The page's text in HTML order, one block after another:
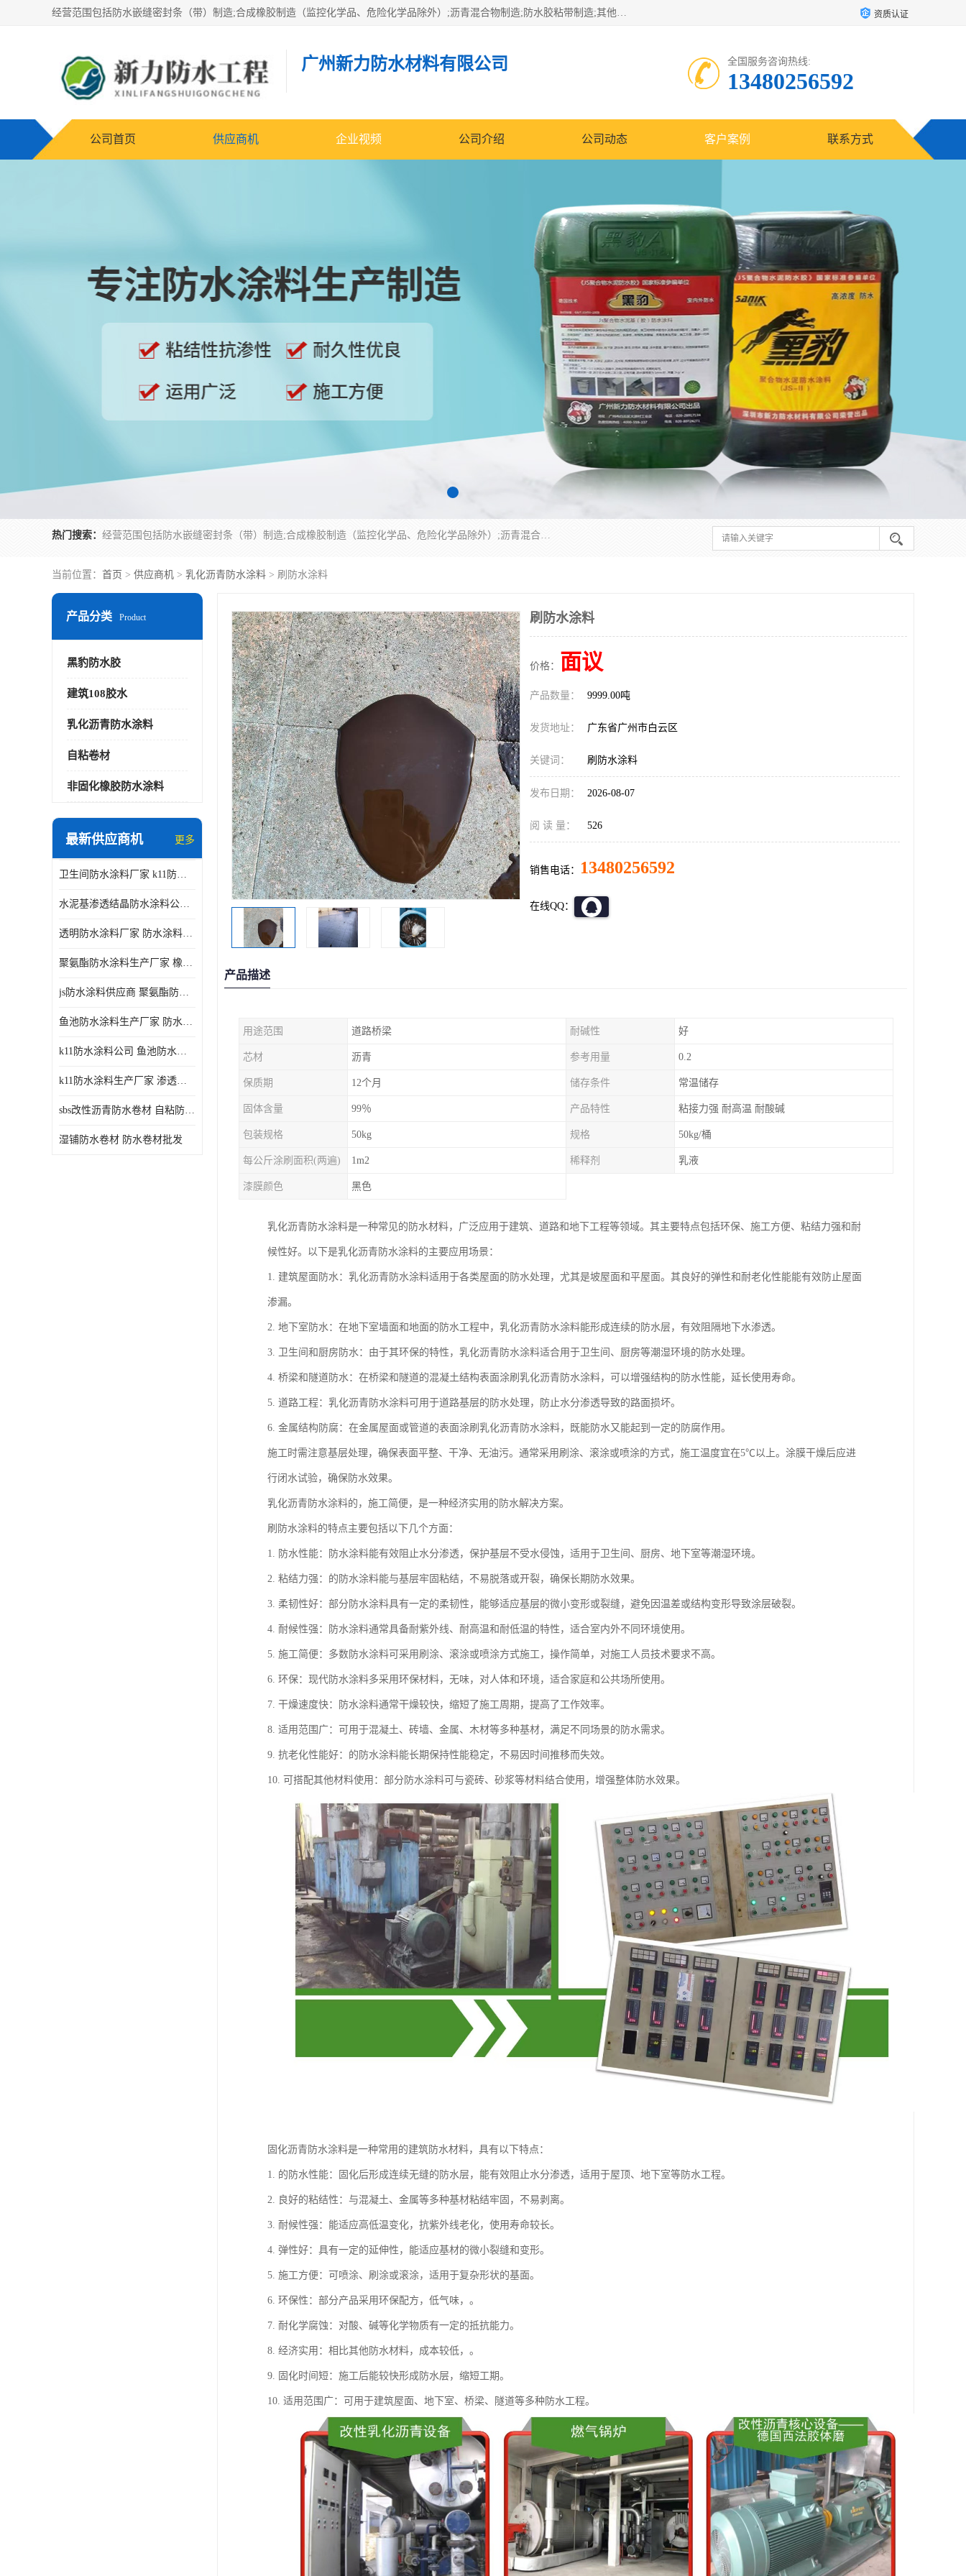
经营范围包括防水嵌缝密封条（带）制造;合成橡胶制造（监控化学品、危险化学品除外）;沥青混合物制造;防水胶粘带制造;其他合成材料制造（监控化学品、危险化学品除外）;涂料制造（监控化学品、危险化学品除外）;建筑结构防水补漏;防水建筑材料制造;粘合剂制造（监控化学品、危险化学品除外）;涂料零售;广州新力防水材料有限公司具有1处分支机构。 资质认证
广州新力防水材料有限公司 全国服务咨询热线:
13480256592
公司首页 供应商机 企业视频 公司介绍 公司动态 客户案例 联系方式
热门搜索： 经营范围包括防水嵌缝密封条（带）制造;合成橡胶制造（监控化学品、危险化学品除外）;沥青混合物制造;防水胶粘带制造;其他合成材料制造（监控化学品、危险化学品除外）;涂料制造（监控化学品、危险化学品除外）;建筑结构防水补漏;防水建筑材料制造;粘合剂制造（监控化学品、危险化学品除外）;涂料零售;广州新力防水材料有限公司具有1处分支机构。
当前位置： 首页 > 供应商机 > 乳化沥青防水涂料 > 刷防水涂料
产品分类 Product
黑豹防水胶
建筑108胶水
乳化沥青防水涂料
自粘卷材
非固化橡胶防水涂料
最新供应商机 更多
卫生间防水涂料厂家 k11防水涂料
水泥基渗透结晶防水涂料公司 室外防水涂料
透明防水涂料厂家 防水涂料屋顶
聚氨酯防水涂料生产厂家 橡胶沥青防水涂料
js防水涂料供应商 聚氨酯防水涂料
鱼池防水涂料生产厂家 防水涂料
k11防水涂料公司 鱼池防水涂料
k11防水涂料生产厂家 渗透结晶防水涂料
sbs改性沥青防水卷材 自粘防水卷材厂家
湿铺防水卷材 防水卷材批发
刷防水涂料
价格： 面议
产品数量： 9999.00吨
发货地址： 广东省广州市白云区
关键词： 刷防水涂料
发布日期： 2026-08-07
阅 读 量： 526
销售电话： 13480256592
在线QQ：
产品描述
用途范围 道路桥梁 耐碱性 好
芯材 沥青 参考用量 0.2
保质期 12个月 储存条件 常温储存
固体含量 99％ 产品特性 粘接力强 耐高温 耐酸碱
包装规格 50kg 规格 50kg/桶
每公斤涂刷面积(两遍) 1m2 稀释剂 乳液
漆膜颜色 黑色
乳化沥青防水涂料是一种常见的防水材料，广泛应用于建筑、道路和地下工程等领域。其主要特点包括环保、施工方便、粘结力强和耐
候性好。以下是乳化沥青防水涂料的主要应用场景：
1. 建筑屋面防水：乳化沥青防水涂料适用于各类屋面的防水处理，尤其是坡屋面和平屋面。其良好的弹性和耐老化性能能有效防止屋面
渗漏。
2. 地下室防水：在地下室墙面和地面的防水工程中，乳化沥青防水涂料能形成连续的防水层，有效阻隔地下水渗透。
3. 卫生间和厨房防水：由于其环保的特性，乳化沥青防水涂料适合用于卫生间、厨房等潮湿环境的防水处理。
4. 桥梁和隧道防水：在桥梁和隧道的混凝土结构表面涂刷乳化沥青防水涂料，可以增强结构的防水性能，延长使用寿命。
5. 道路工程：乳化沥青防水涂料可用于道路基层的防水处理，防止水分渗透导致的路面损坏。
6. 金属结构防腐：在金属屋面或管道的表面涂刷乳化沥青防水涂料，既能防水又能起到一定的防腐作用。
施工时需注意基层处理，确保表面平整、干净、无油污。通常采用刷涂、滚涂或喷涂的方式，施工温度宜在5℃以上。涂膜干燥后应进
行闭水试验，确保防水效果。
乳化沥青防水涂料的，施工简便，是一种经济实用的防水解决方案。
刷防水涂料的特点主要包括以下几个方面：
1. 防水性能：防水涂料能有效阻止水分渗透，保护基层不受水侵蚀，适用于卫生间、厨房、地下室等潮湿环境。
2. 粘结力强：的防水涂料能与基层牢固粘结，不易脱落或开裂，确保长期防水效果。
3. 柔韧性好：部分防水涂料具有一定的柔韧性，能够适应基层的微小变形或裂缝，避免因温差或结构变形导致涂层破裂。
4. 耐候性强：防水涂料通常具备耐紫外线、耐高温和耐低温的特性，适合室内外不同环境使用。
5. 施工简便：多数防水涂料可采用刷涂、滚涂或喷涂方式施工，操作简单，对施工人员技术要求不高。
6. 环保：现代防水涂料多采用环保材料，无味，对人体和环境，适合家庭和公共场所使用。
7. 干燥速度快：防水涂料通常干燥较快，缩短了施工周期，提高了工作效率。
8. 适用范围广：可用于混凝土、砖墙、金属、木材等多种基材，满足不同场景的防水需求。
9. 抗老化性能好：的防水涂料能长期保持性能稳定，不易因时间推移而失效。
10. 可搭配其他材料使用：部分防水涂料可与瓷砖、砂浆等材料结合使用，增强整体防水效果。
固化沥青防水涂料是一种常用的建筑防水材料，具有以下特点：
1. 的防水性能：固化后形成连续无缝的防水层，能有效阻止水分渗透，适用于屋顶、地下室等防水工程。
2. 良好的粘结性：与混凝土、金属等多种基材粘结牢固，不易剥离。
3. 耐候性强：能适应高低温变化，抗紫外线老化，使用寿命较长。
4. 弹性好：具有一定的延伸性，能适应基材的微小裂缝和变形。
5. 施工方便：可喷涂、刷涂或滚涂，适用于复杂形状的基面。
6. 环保性：部分产品采用环保配方，低气味，。
7. 耐化学腐蚀：对酸、碱等化学物质有一定的抵抗能力。
8. 经济实用：相比其他防水材料，成本较低，。
9. 固化时间短：施工后能较快形成防水层，缩短工期。
10. 适用范围广：可用于建筑屋面、地下室、桥梁、隧道等多种防水工程。